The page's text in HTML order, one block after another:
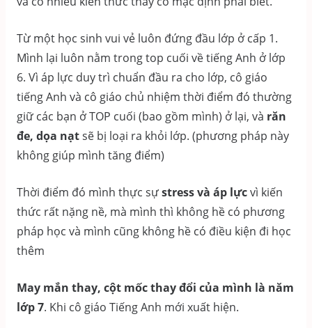
Từ một học sinh vui vẻ luôn đứng đầu lớp ở cấp 1.
Mình lại luôn nằm trong top cuối về tiếng Anh ở lớp
6. Vì áp lực duy trì chuẩn đầu ra cho lớp, cô giáo
tiếng Anh và cô giáo chủ nhiệm thời điểm đó thường
giữ các bạn ở TOP cuối (bao gồm mình) ở lại, và răn
đe, dọa nạtsẽ bị loại ra khỏi lớp. (phương pháp này
không giúp mình tăng điểm)
Thời điểm đó mình thực sựstress và áp lựcvì kiến
thức rất nặng nề, mà mình thì không hề có phương
pháp học và mình cũng không hề có điều kiện đi học
thêm
May mắn thay, cột mốc thay đổi của mình là năm
lớp 7. Khi cô giáo Tiếng Anh mới xuất hiện.